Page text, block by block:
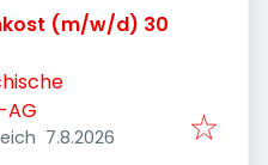
(m/w/d) 30
Veröffentlicht
7.8.2026